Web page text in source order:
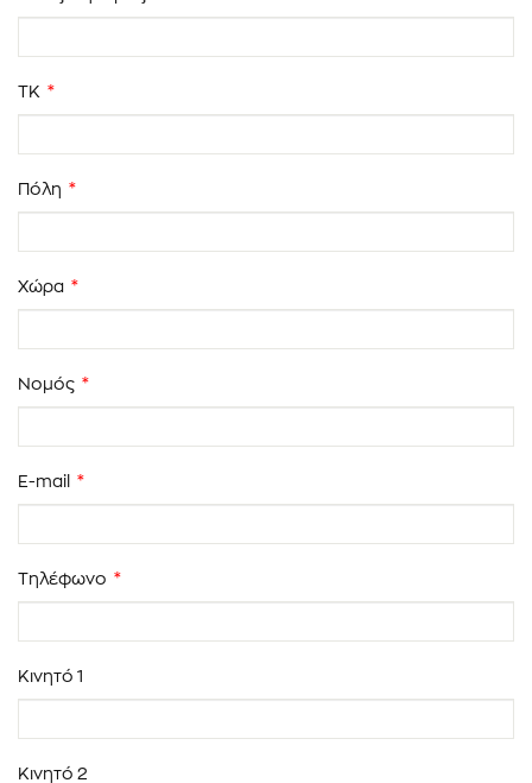
ΤΚ *
Πόλη *
Χώρα *
Νομός *
E-mail *
Τηλέφωνο *
Κινητό 1
Κινητό 2